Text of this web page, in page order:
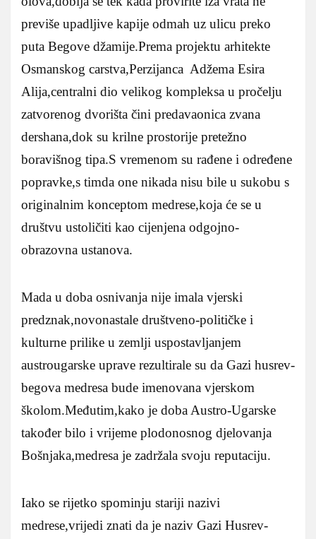
previše upadljive kapije odmah uz ulicu preko
puta Begove džamije.Prema projektu arhitekte
Osmanskog carstva,Perzijanca Adžema Esira
Alija,centralni dio velikog kompleksa u pročelju
zatvorenog dvorišta čini predavaonica zvana
dershana,dok su krilne prostorije pretežno
boravišnog tipa.S vremenom su rađene i određene
popravke,s timda one nikada nisu bile u sukobu s
originalnim konceptom medrese,koja će se u
društvu ustoličiti kao cijenjena odgojno-
obrazovna ustanova.
Mada u doba osnivanja nije imala vjerski
predznak,novonastale društveno-političke i
kulturne prilike u zemlji uspostavljanjem
austrougarske uprave rezultirale su da Gazi husrev-
begova medresa bude imenovana vjerskom
školom.Međutim,kako je doba Austro-Ugarske
također bilo i vrijeme plodonosnog djelovanja
Bošnjaka,medresa je zadržala svoju reputaciju.
Iako se rijetko spominju stariji nazivi
medrese,vrijedi znati da je naziv Gazi Husrev-